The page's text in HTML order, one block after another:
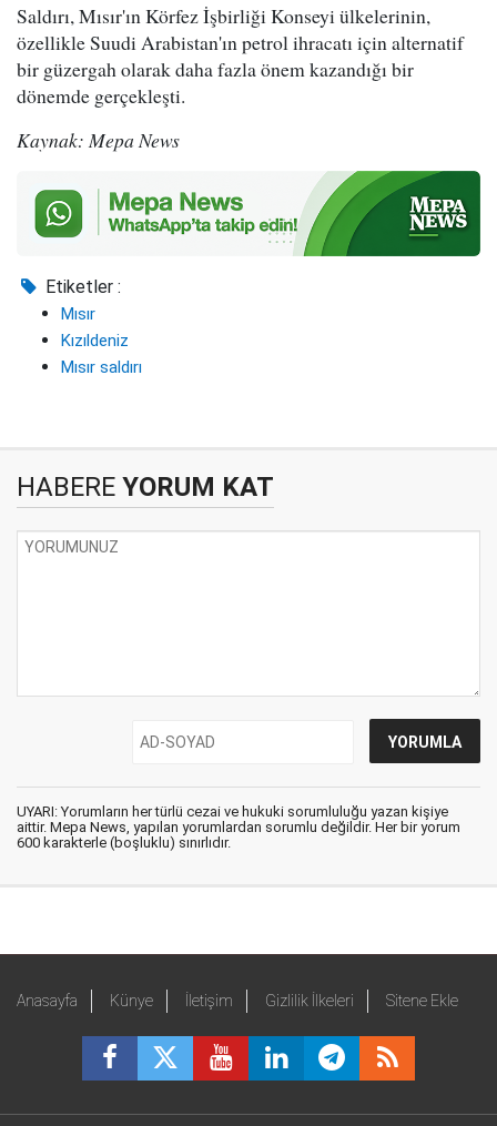
Saldırı, Mısır'ın Körfez İşbirliği Konseyi ülkelerinin,
özellikle Suudi Arabistan'ın petrol ihracatı için alternatif
bir güzergah olarak daha fazla önem kazandığı bir
dönemde gerçekleşti.
Kaynak: Mepa News
Etiketler :
Mısır
Kızıldeniz
Mısır saldırı
HABERE YORUM KAT
UYARI: Yorumların her türlü cezai ve hukuki sorumluluğu yazan kişiye
aittir. Mepa News, yapılan yorumlardan sorumlu değildir. Her bir yorum
600 karakterle (boşluklu) sınırlıdır.
Anasayfa Künye İletişim Gizlilik İlkeleri Sitene Ekle